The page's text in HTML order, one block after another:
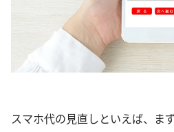
スマホ代の見直しといえば、ま